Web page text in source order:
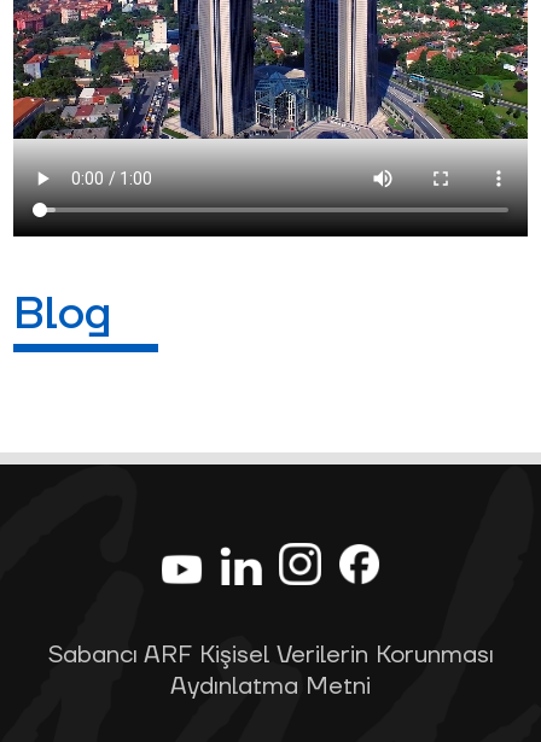
Blog
Sabancı ARF Kişisel Verilerin Korunması
Aydınlatma Metni